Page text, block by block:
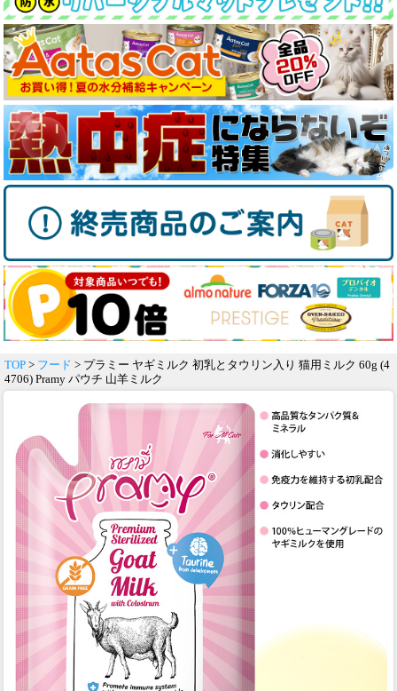
TOP > フード > プラミー ヤギミルク 初乳とタウリン入り 猫用ミルク 60g (4
4706) Pramy パウチ 山羊ミルク